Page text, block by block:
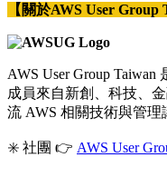
【關於AWS User Group
AWS User Group Taiwan
成員來自新創、科技、
流 AWS 相關技術與管理
✳️ 社團 👉 AWS User